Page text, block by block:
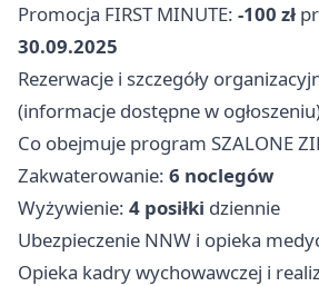
Promocja FIRST MINUTE: -100 zł
30.09.2025
Rezerwacje i szczegóły
(informacje dostępne w
Co obejmuje program SZALONE
Zakwaterowanie: 6 noclegów
Wyżywienie: 4 posiłki dziennie
Ubezpieczenie NNW i opieka
Opieka kadry wychowawczej i